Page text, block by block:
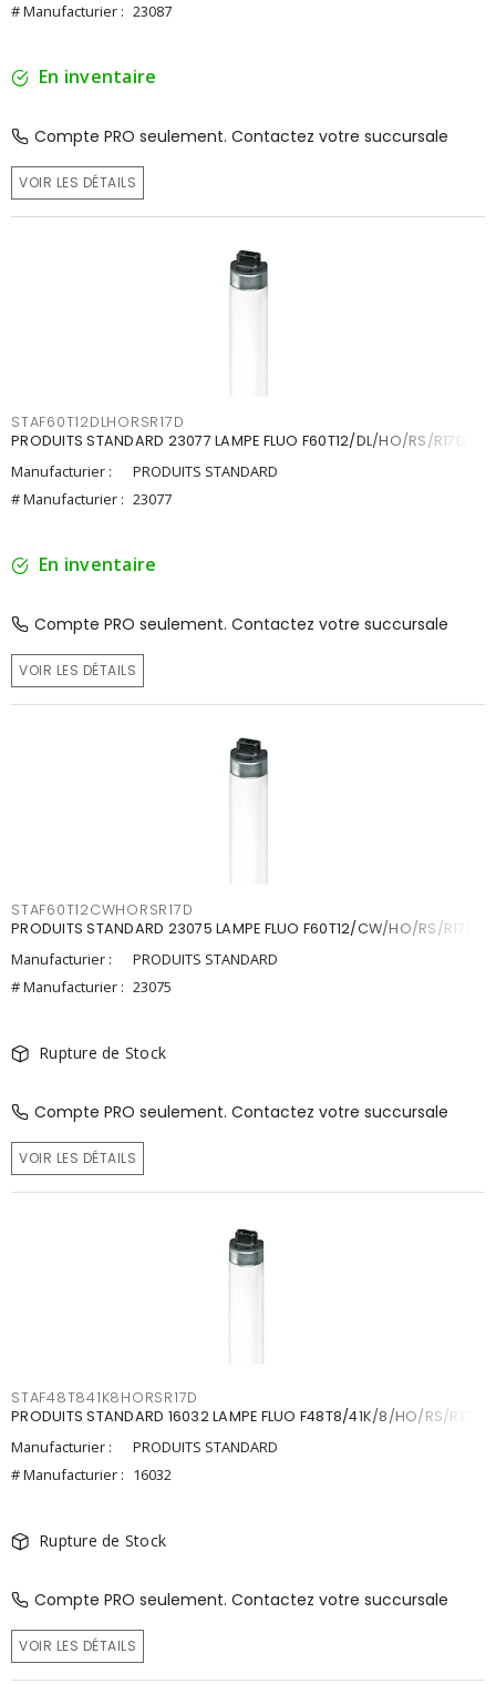
# Manufacturier : 23087
En inventaire
Compte PRO seulement. Contactez votre succursale
VOIR LES DÉTAILS
STAF60T12DLHORSR17D
PRODUITS STANDARD 23077 LAMPE FLUO F60T12/DL/HO/RS/R17D
Manufacturier :
PRODUITS STANDARD
# Manufacturier : 23077
En inventaire
Compte PRO seulement. Contactez votre succursale
VOIR LES DÉTAILS
STAF60T12CWHORSR17D
PRODUITS STANDARD 23075 LAMPE FLUO F60T12/CW/HO/RS/R17D
Manufacturier :
PRODUITS STANDARD
# Manufacturier : 23075
Rupture de Stock
Compte PRO seulement. Contactez votre succursale
VOIR LES DÉTAILS
STAF48T841K8HORSR17D
PRODUITS STANDARD 16032 LAMPE FLUO F48T8/41K/8/HO/RS/R17D
Manufacturier :
PRODUITS STANDARD
# Manufacturier : 16032
Rupture de Stock
Compte PRO seulement. Contactez votre succursale
VOIR LES DÉTAILS